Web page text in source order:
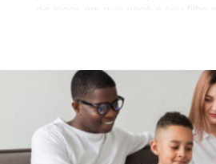
de jogos em que você e seu filho
desafio, mas é possível
forma lúdica, leve e divertida
Financeira. Esses jogos ensinam
decisões conscientes